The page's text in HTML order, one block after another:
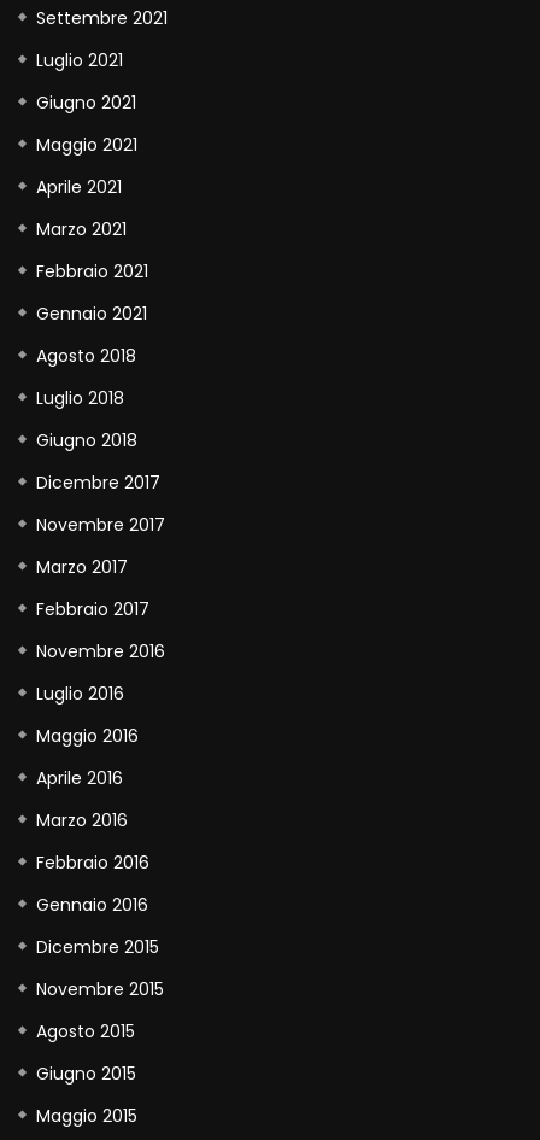
Settembre 2021
Luglio 2021
Giugno 2021
Maggio 2021
Aprile 2021
Marzo 2021
Febbraio 2021
Gennaio 2021
Agosto 2018
Luglio 2018
Giugno 2018
Dicembre 2017
Novembre 2017
Marzo 2017
Febbraio 2017
Novembre 2016
Luglio 2016
Maggio 2016
Aprile 2016
Marzo 2016
Febbraio 2016
Gennaio 2016
Dicembre 2015
Novembre 2015
Agosto 2015
Giugno 2015
Maggio 2015